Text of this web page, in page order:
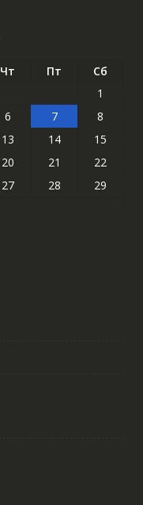
Чт Пт
Сб
1
6 7
8
13 14
15
20 21
22
27 28
29